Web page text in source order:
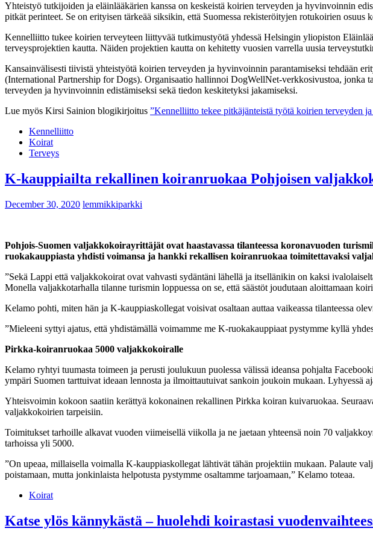
Yhteistyö tutkijoiden ja eläinlääkärien kanssa on keskeistä koirien terveyden ja hyvinvoinnin
pitkät perinteet. Se on erityisen tärkeää siksikin, että Suomessa rekisteröityjen rotukoirien
Kennelliitto tukee koirien terveyteen liittyvää tutkimustyötä yhdessä Helsingin yliopiston
terveysprojektien kautta. Näiden projektien kautta on kehitetty vuosien varrella uusia
Kansainvälisesti tiivistä yhteistyötä koirien terveyden ja hyvinvoinnin parantamiseksi tehdään
(International Partnership for Dogs). Organisaatio hallinnoi DogWellNet-verkkosivustoa, jonka
terveyden ja hyvinvoinnin edistämiseksi sekä tiedon keskitetyksi jakamiseksi.
Lue myös Kirsi Sainion blogikirjoitus ”Kennelliitto tekee pitkäjänteistä työtä koirien terveyden
Kennelliitto
Koirat
Terveys
K-kauppiailta rekallinen koiranruokaa Pohjoisen
December 30, 2020 lemmikkiparkki
Pohjois-Suomen valjakkokoirayrittäjät ovat haastavassa tilanteessa koronavuoden
ruokakauppiasta yhdisti voimansa ja hankki rekallisen koiranruokaa toimitettavaksi
”Sekä Lappi että valjakkokoirat ovat vahvasti sydäntäni lähellä ja itsellänikin on kaksi
Monella valjakkotarhalla tilanne turismin loppuessa on se, että säästöt joudutaan aloittamaan
Kelamo pohti, miten hän ja K-kauppiaskollegat voisivat osaltaan auttaa vaikeassa tilanteessa
”Mieleeni syttyi ajatus, että yhdistämällä voimamme me K-ruokakauppiaat pystymme kyllä
Pirkka-koiranruokaa 5000 valjakkokoiralle
Kelamo ryhtyi tuumasta toimeen ja perusti joulukuun puolessa välissä ideansa pohjalta
ympäri Suomen tarttuivat ideaan lennosta ja ilmoittautuivat sankoin joukoin mukaan.
Yhteisvoimin kokoon saatiin kerättyä kokonainen rekallinen Pirkka koiran kuivaruokaa.
valjakkokoirien tarpeisiin.
Toimitukset tarhoille alkavat vuoden viimeisellä viikolla ja ne jaetaan yhteensä noin 70
tarhoissa yli 5000.
”On upeaa, millaisella voimalla K-kauppiaskollegat lähtivät tähän projektiin mukaan. Palaute
poistamaan, mutta jonkinlaista helpotusta pystymme osaltamme tarjoamaan,” Kelamo toteaa.
Koirat
Katse ylös kännykästä – huolehdi koirastasi